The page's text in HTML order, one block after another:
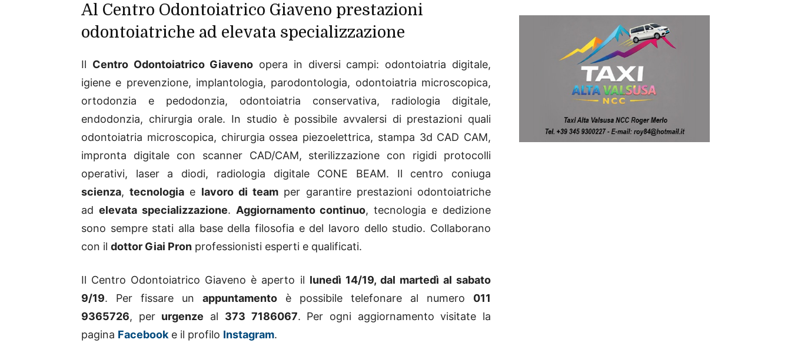
Al Centro Odontoiatrico Giaveno prestazioni
odontoiatriche ad elevata specializzazione
Il Centro Odontoiatrico Giaveno opera in diversi campi: odontoiatria digitale,
igiene e prevenzione, implantologia, parodontologia, odontoiatria microscopica,
ortodonzia e pedodonzia, odontoiatria conservativa, radiologia digitale,
endodonzia, chirurgia orale. In studio è possibile avvalersi di prestazioni quali
odontoiatria microscopica, chirurgia ossea piezoelettrica, stampa 3d CAD CAM,
impronta digitale con scanner CAD/CAM, sterilizzazione con rigidi protocolli
operativi, laser a diodi, radiologia digitale CONE BEAM. Il centro coniuga
scienza,tecnologia e lavoro di team per garantire prestazioni odontoiatriche
ad elevata specializzazione. Aggiornamento continuo, tecnologia e dedizione
sono sempre stati alla base della filosofia e del lavoro dello studio. Collaborano
con il dottor Giai Pron professionisti esperti e qualificati.
Il Centro Odontoiatrico Giaveno è aperto il lunedì 14/19, dal martedì al sabato
9/19. Per fissare un appuntamento è possibile telefonare al numero 011
9365726, per urgenze al 373 7186067. Per ogni aggiornamento visitate la
pagina Facebook e il profilo Instagram.